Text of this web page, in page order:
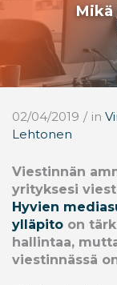
Mikä
02/04/2019 / in
Lehtonen
Viestinnän
yrityksesi
Hyvien
ylläpito on
hallintaa,
viestinnässä